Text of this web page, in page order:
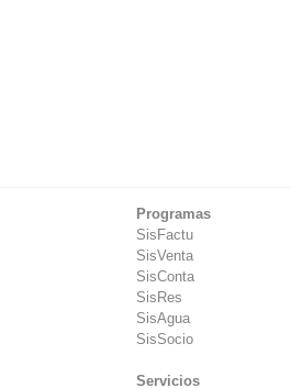
Programas
SisFactu
SisVenta
SisConta
SisRes
SisAgua
SisSocio
Servicios